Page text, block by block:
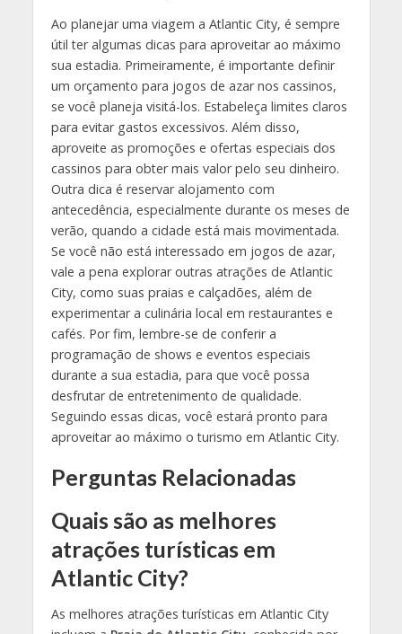
Ao planejar uma viagem a Atlantic City, é sempre
útil ter algumas dicas para aproveitar ao máximo
sua estadia. Primeiramente, é importante definir
um orçamento para jogos de azar nos cassinos,
se você planeja visitá-los. Estabeleça limites claros
para evitar gastos excessivos. Além disso,
aproveite as promoções e ofertas especiais dos
cassinos para obter mais valor pelo seu dinheiro.
Outra dica é reservar alojamento com
antecedência, especialmente durante os meses de
verão, quando a cidade está mais movimentada.
Se você não está interessado em jogos de azar,
vale a pena explorar outras atrações de Atlantic
City, como suas praias e calçadões, além de
experimentar a culinária local em restaurantes e
cafés. Por fim, lembre-se de conferir a
programação de shows e eventos especiais
durante a sua estadia, para que você possa
desfrutar de entretenimento de qualidade.
Seguindo essas dicas, você estará pronto para
aproveitar ao máximo o turismo em Atlantic City.
Perguntas Relacionadas
Quais são as melhores
atrações turísticas em
Atlantic City?
As melhores atrações turísticas em Atlantic City